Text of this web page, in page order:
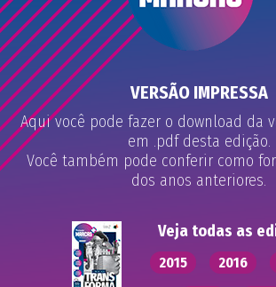
VERSÃO IMPRESSA
Aqui você pode fazer o download da
em .pdf desta edição.
Você também pode conferir como
dos anos anteriores.
Veja todas as
2015 2016